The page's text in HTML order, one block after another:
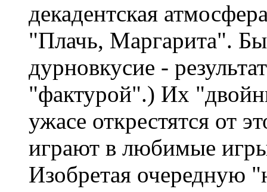
декадентская
"Плачь, Маргарита".
дурновкусие -
"фактурой".) Их
ужасе открестятся от
играют в любимые
Изобретая очередную